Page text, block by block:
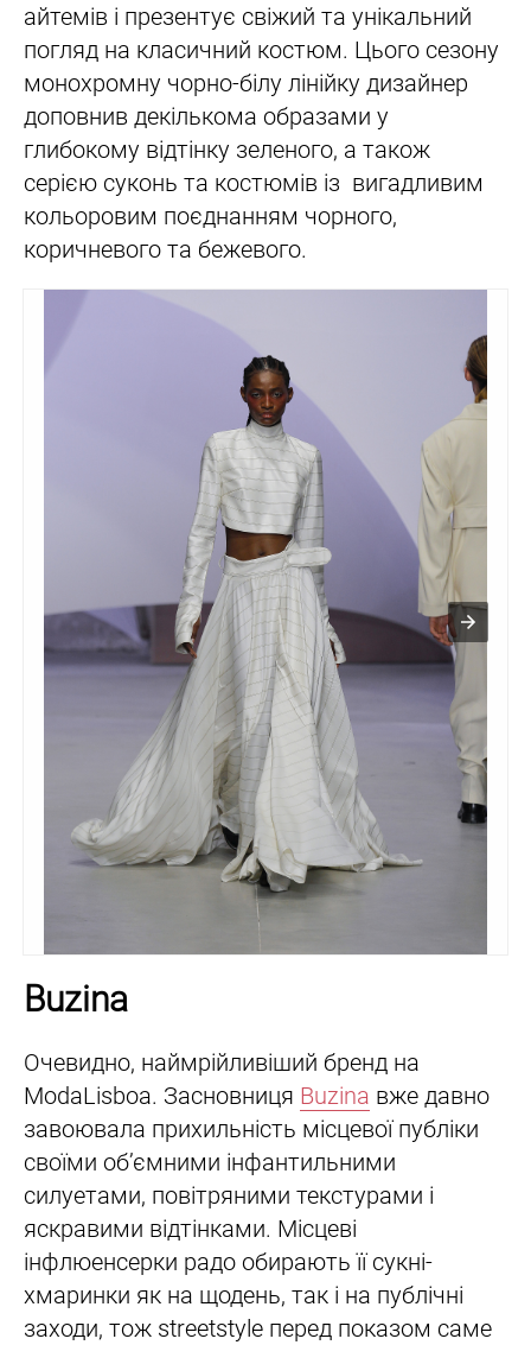
айтемів і презентує свіжий та унікальний
погляд на класичний костюм. Цього сезону
монохромну чорно-білу лінійку дизайнер
доповнив декількома образами у
глибокому відтінку зеленого, а також
серією суконь та костюмів із вигадливим
кольоровим поєднанням чорного,
коричневого та бежевого.
Buzina
Очевидно, наймрійливіший бренд на
ModaLisboa. Засновниця Buzina вже давно
завоювала прихильність місцевої публіки
своїми об’ємними інфантильними
силуетами, повітряними текстурами і
яскравими відтінками. Місцеві
інфлюенсерки радо обирають її сукні-
хмаринки як на щодень, так і на публічні
заходи, тож streetstyle перед показом саме